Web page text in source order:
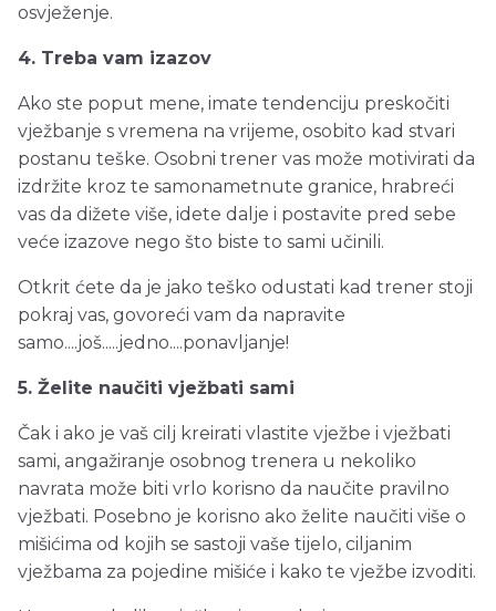
osvježenje.
4. Treba vam izazov
Ako ste poput mene, imate tendenciju preskočiti
vježbanje s vremena na vrijeme, osobito kad stvari
postanu teške. Osobni trener vas može motivirati da
izdržite kroz te samonametnute granice, hrabreći
vas da dižete više, idete dalje i postavite pred sebe
veće izazove nego što biste to sami učinili.
Otkrit ćete da je jako teško odustati kad trener stoji
pokraj vas, govoreći vam da napravite
samo....još.....jedno....ponavljanje!
5. Želite naučiti vježbati sami
Čak i ako je vaš cilj kreirati vlastite vježbe i vježbati
sami, angažiranje osobnog trenera u nekoliko
navrata može biti vrlo korisno da naučite pravilno
vježbati. Posebno je korisno ako želite naučiti više o
mišićima od kojih se sastoji vaše tijelo, ciljanim
vježbama za pojedine mišiće i kako te vježbe izvoditi.